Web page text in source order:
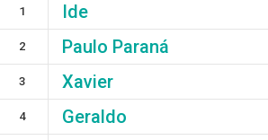
1 Ide
2 Paulo Paraná
3 Xavier
4 Geraldo